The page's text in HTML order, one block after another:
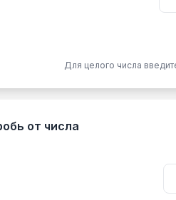
Для целого числа
от числа